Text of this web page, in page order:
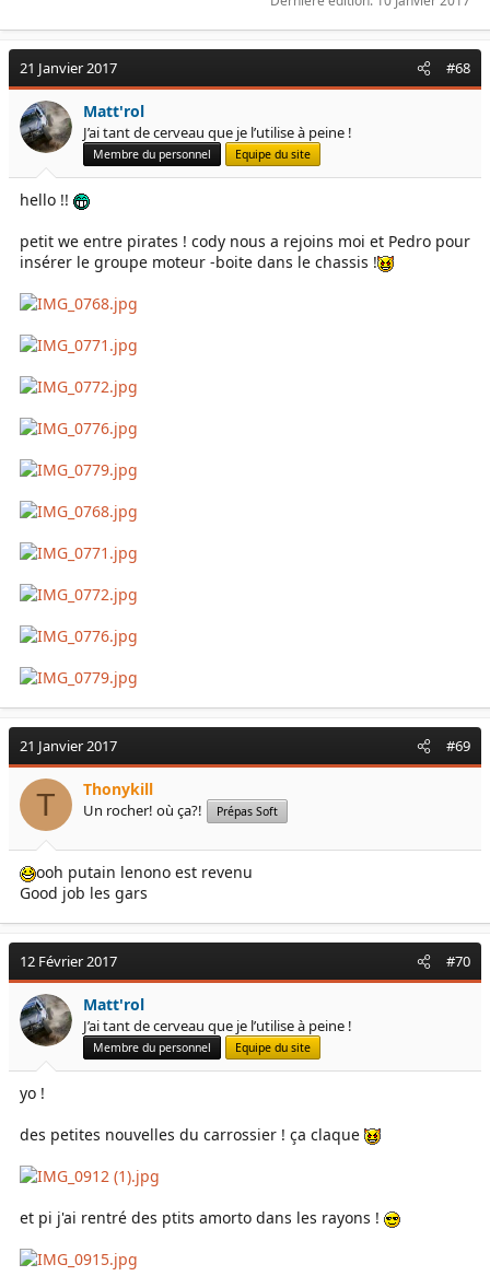
21 Janvier 2017 #68
Matt'rol
J’ai tant de cerveau que je l’utilise à peine !
Membre du personnel Equipe du site
hello !!
petit we entre pirates ! cody nous a rejoins moi et Pedro pour
insérer le groupe moteur -boite dans le chassis !
21 Janvier 2017 #69
T Thonykill
Un rocher! où ça?! Prépas Soft
ooh putain lenono est revenu
Good job les gars
12 Février 2017 #70
Matt'rol
J’ai tant de cerveau que je l’utilise à peine !
Membre du personnel Equipe du site
yo !
des petites nouvelles du carrossier ! ça claque
et pi j'ai rentré des ptits amorto dans les rayons !